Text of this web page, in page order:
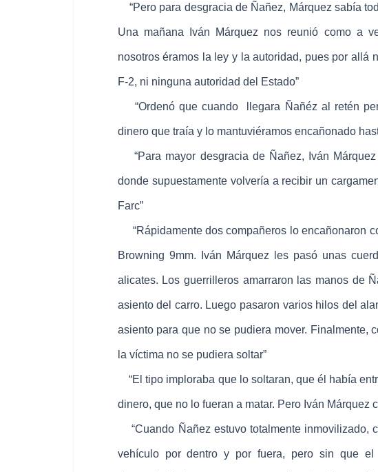
“Pero para desgracia de Ñañez, Márquez sabía
Una mañana Iván Márquez nos reunió como a
nosotros éramos la ley y la autoridad, pues por
F-2, ni ninguna autoridad del Estado”
“Ordenó que cuando llegara Ñañéz al retén
dinero que traía y lo mantuviéramos encañonado
“Para mayor desgracia de Ñañez, Iván
donde supuestamente volvería a recibir un
Farc”
“Rápidamente dos compañeros lo encañonaron
Browning 9mm. Iván Márquez les pasó unas
alicates. Los guerrilleros amarraron las manos de
asiento del carro. Luego pasaron varios hilos del
asiento para que no se pudiera mover. Finalmente,
la víctima no se pudiera soltar”
“El tipo imploraba que lo soltaran, que él había
dinero, que no lo fueran a matar. Pero Iván Márquez
“Cuando Ñañez estuvo totalmente inmovilizado,
vehículo por dentro y por fuera, pero sin que el